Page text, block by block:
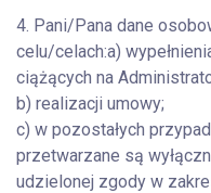
4. Pani/Pana dane
celu/celach:a)
ciążących na
b) realizacji umowy;
c) w pozostałych
przetwarzane są
udzielonej zgody w